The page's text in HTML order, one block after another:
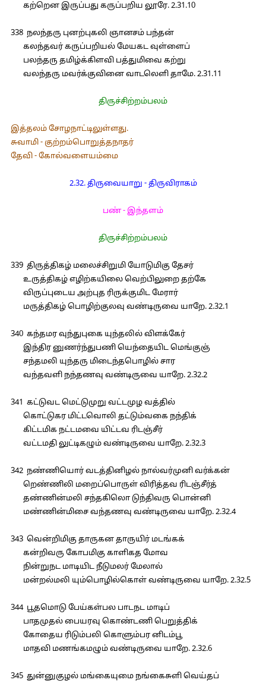
கற்றென இருப்பது கருப்பறிய லூரே. 2.31.10
338 நலந்தரு புனற்புகலி ஞானசம் பந்தன்
கலந்தவர் கருப்பறியல் மேயகட வுள்ளைப்
பலந்தரு தமிழ்க்கிளவி பத்துமிவை கற்று
வலந்தரு மவர்க்குவினை வாடலெளி தாமே. 2.31.11
திருச்சிற்றம்பலம்
இத்தலம் சோழநாட்டிலுள்ளது.
சுவாமி - குற்றம்பொறுத்தநாதர்
தேவி - கோல்வளையம்மை
2.32. திருவையாறு - திருவிராகம்
பண் - இந்தளம்
திருச்சிற்றம்பலம்
339 திருத்திகழ் மலைச்சிறுமி யோடுமிகு தேசர்
உருத்திகழ் எழிற்கயிலை வெற்பிலுறை தற்கே
விருப்புடைய அற்புத ரிருக்குமிட மேரார்
மருத்திகழ் பொழிற்குலவு வண்டிருவை யாறே. 2.32.1
340 கந்தமர வுந்துபுகை யுந்தலில் விளக்கேர்
இந்திர னுணர்ந்துபணி யெந்தையிட மெங்குஞ்
சந்தமலி யுந்தரு மிடைந்தபொழில் சார
வந்தவளி நந்தணவு வண்டிருவை யாறே. 2.32.2
341 கட்டுவட மெட்டுமுறு வட்டமுழ வத்தில்
கொட்டுகர மிட்டவொலி தட்டும்வகை நந்திக்
கிட்டமிக நட்டமவை யிட்டவ ரிடஞ்சீர்
வட்டமதி லுட்டிகழும் வண்டிருவை யாறே. 2.32.3
342 நண்ணியொர் வடத்தினிழல் நால்வர்முனி வர்க்கன்
றெண்ணிலி மறைப்பொருள் விரித்தவ ரிடஞ்சீர்த்
தண்ணின்மலி சந்தகிலொ டுந்திவரு பொன்னி
மண்ணின்மிசை வந்தணவு வண்டிருவை யாறே. 2.32.4
343 வென்றிமிகு தாருகன தாருயிர் மடங்கக்
கன்றிவரு கோபமிகு காளிகத மோவ
நின்றுநட மாடியிட நீடுமலர் மேலால்
மன்றல்மலி யும்பொழில்கொள் வண்டிருவை யாறே. 2.32.5
344 பூதமொடு பேய்கள்பல பாடநட மாடிப்
பாதமுதல் பையரவு கொண்டணி பெறுத்திக்
கோதைய ரிடும்பலி கொளும்பர னிடம்பூ
மாதவி மணங்கமழும் வண்டிருவை யாறே. 2.32.6
345 துன்னுகுழல் மங்கையுமை நங்கைசுளி வெய்தப்